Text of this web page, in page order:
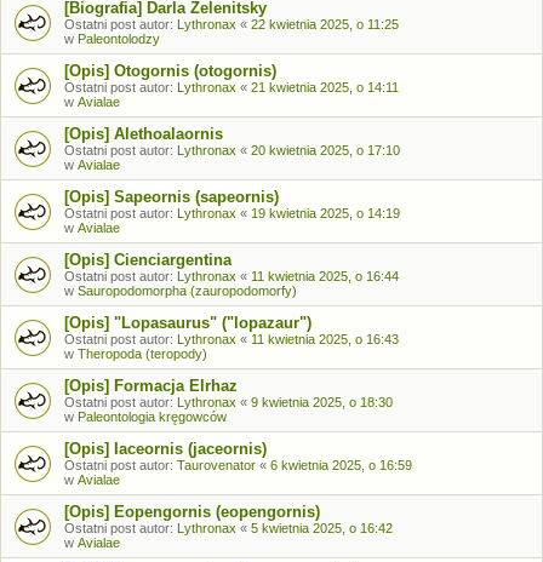
[Biografia] Darla Zelenitsky
Ostatni post autor: Lythronax « 22 kwietnia 2025, o 11:25
w Paleontolodzy
[Opis] Otogornis (otogornis)
Ostatni post autor: Lythronax « 21 kwietnia 2025, o 14:11
w Avialae
[Opis] Alethoalaornis
Ostatni post autor: Lythronax « 20 kwietnia 2025, o 17:10
w Avialae
[Opis] Sapeornis (sapeornis)
Ostatni post autor: Lythronax « 19 kwietnia 2025, o 14:19
w Avialae
[Opis] Cienciargentina
Ostatni post autor: Lythronax « 11 kwietnia 2025, o 16:44
w Sauropodomorpha (zauropodomorfy)
[Opis] "Lopasaurus" ("lopazaur")
Ostatni post autor: Lythronax « 11 kwietnia 2025, o 16:43
w Theropoda (teropody)
[Opis] Formacja Elrhaz
Ostatni post autor: Lythronax « 9 kwietnia 2025, o 18:30
w Paleontologia kręgowców
[Opis] Iaceornis (jaceornis)
Ostatni post autor: Taurovenator « 6 kwietnia 2025, o 16:59
w Avialae
[Opis] Eopengornis (eopengornis)
Ostatni post autor: Lythronax « 5 kwietnia 2025, o 16:42
w Avialae